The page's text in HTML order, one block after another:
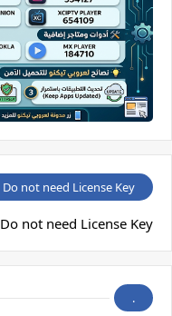
Do not need License Key
Do not need License Key
.